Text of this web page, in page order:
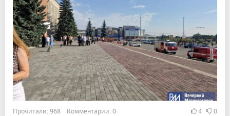
Прочитали: 968 Комментарии: 0 4 0